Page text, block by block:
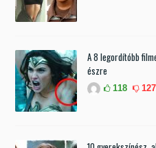
A 8 legordítóbb
észre
118 127